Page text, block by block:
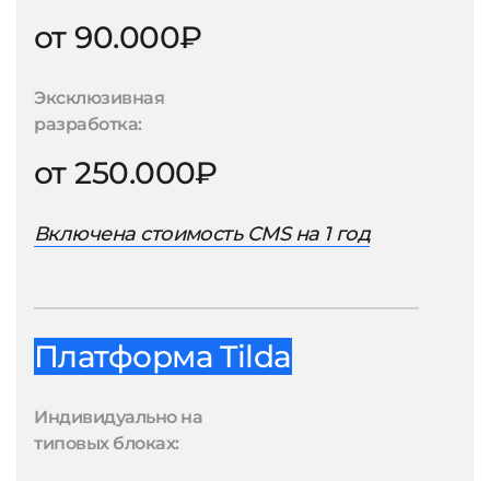
от 90.000₽
Эксклюзивная
разработка:
от 250.000₽
Включена стоимость CMS на 1 год
Платформа Tilda
Индивидуально на
типовых блоках: